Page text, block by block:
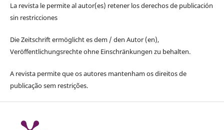
La revista le permite al autor(es) retener los derechos de publicación
sin restricciones
Die Zeitschrift ermöglicht es dem / den Autor (en),
Veröffentlichungsrechte ohne Einschränkungen zu behalten.
A revista permite que os autores mantenham os direitos de
publicação sem restrições.